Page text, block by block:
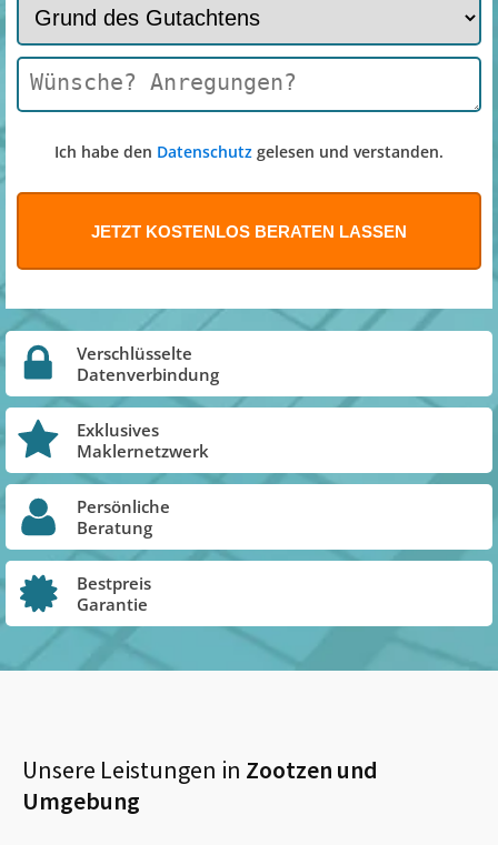
Ich habe den Datenschutz gelesen und verstanden.
Verschlüsselte
Datenverbindung
Exklusives
Maklernetzwerk
Persönliche
Beratung
Bestpreis
Garantie
Unsere Leistungen in Zootzen und
Umgebung